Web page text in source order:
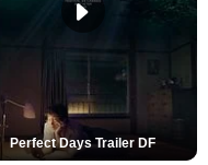
Perfect Days Trailer DF